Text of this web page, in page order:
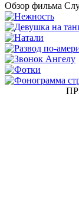
Обзор фильма